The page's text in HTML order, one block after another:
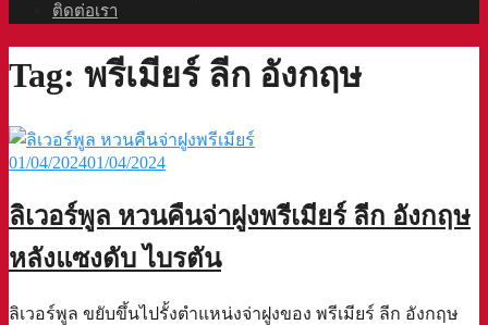
ติดต่อเรา
Tag: พรีเมียร์ ลีก อังกฤษ
01/04/202401/04/2024
ลิเวอร์พูล หวนคืนจ่าฝูงพรีเมียร์ ลีก อังกฤษ
หลังแซงดับ ไบรตัน
ลิเวอร์พูล ขยับขึ้นไปรั้งตำแหน่งจ่าฝูงของ พรีเมียร์ ลีก อังกฤษ